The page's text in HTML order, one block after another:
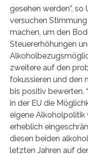
gesehen werden”, so
versuchen
machen, um den
Steuererhöhungen
zweitere auf den
fokussieren und den
bis positiv bewerten.
in der EU die
eigene
erheblich
diesen beiden
letzten Jahren auf